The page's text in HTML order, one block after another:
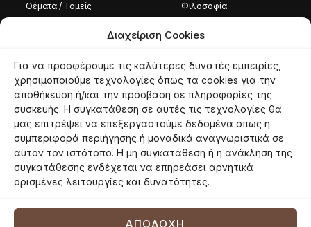
Διαχείριση Cookies
Για να προσφέρουμε τις καλύτερες δυνατές εμπειρίες,
χρησιμοποιούμε τεχνολογίες όπως τα cookies για την
αποθήκευση ή/και την πρόσβαση σε πληροφορίες της
συσκευής. Η συγκατάθεση σε αυτές τις τεχνολογίες θα
μας επιτρέψει να επεξεργαστούμε δεδομένα όπως η
συμπεριφορά περιήγησης ή μοναδικά αναγνωριστικά σε
αυτόν τον ιστότοπο. Η μη συγκατάθεση ή η ανάκληση της
συγκατάθεσης ενδέχεται να επηρεάσει αρνητικά
ορισμένες λειτουργίες και δυνατότητες.
ΑΠΟΔΟΧΉ
Θέματα / Τομείς
Φιλοσοφία
Ταυτότητα
Φιλοσοφία
Εθελοντές
© 2026 panoreon.gr | Πανεπιστήμιο Των Ορέων |
Netmechanics
Όροι ΧρήσηςΠολιτική ΑπορρήτουΠολιτική Cookies